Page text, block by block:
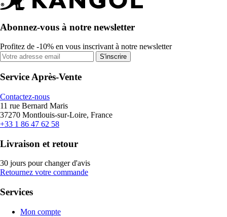
Abonnez-vous à notre newsletter
Profitez de -10% en vous inscrivant à notre newsletter
S'inscrire
Service Après-Vente
Contactez-nous
11 rue Bernard Maris
37270 Montlouis-sur-Loire, France
+33 1 86 47 62 58
Livraison et retour
30 jours pour changer d'avis
Retournez votre commande
Services
Mon compte